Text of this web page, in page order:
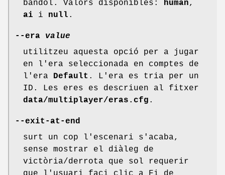
bàndol. Valors disponibles: human,
ai i null .
--era value
utilitzeu aquesta opció per a jugar
en l'era seleccionada en comptes de
l'era Default . L'era es tria per un
ID. Les eres es descriuen al fitxer
data/multiplayer/eras.cfg .
--exit-at-end
surt un cop l'escenari s'acaba,
sense mostrar el diàleg de
victòria/derrota que sol requerir